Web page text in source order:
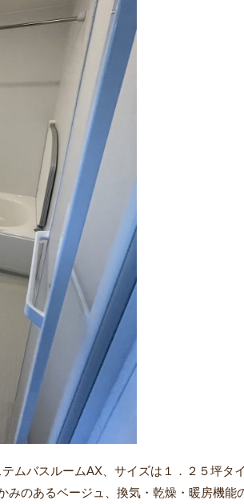
ムバスルームAX、サイズは１．２５坪タ
のあるベージュ、換気・乾燥・暖房機